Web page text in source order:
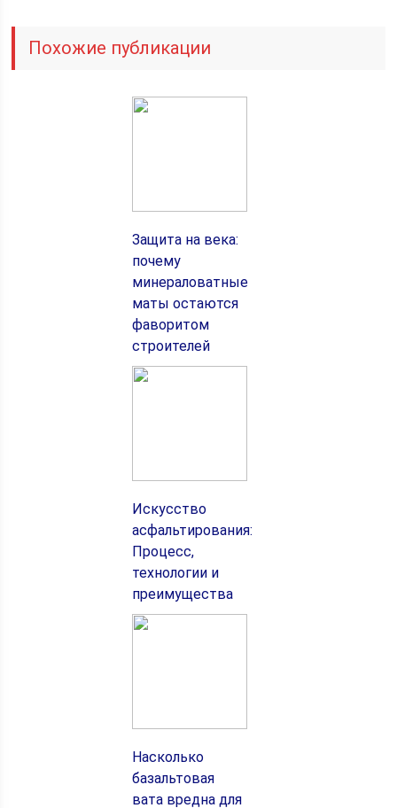
Похожие публикации
Защита на века:
почему
минераловатные
маты остаются
фаворитом
строителей
Искусство
асфальтирования:
Процесс,
технологии и
преимущества
Насколько
базальтовая
вата вредна для